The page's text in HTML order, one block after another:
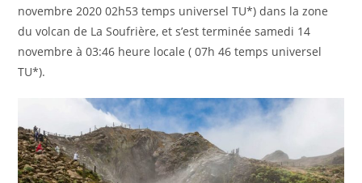
novembre 2020 02h53 temps universel TU*) dans la zone
du volcan de La Soufrière, et s’est terminée samedi 14
novembre à 03:46 heure locale ( 07h 46 temps universel
TU*).